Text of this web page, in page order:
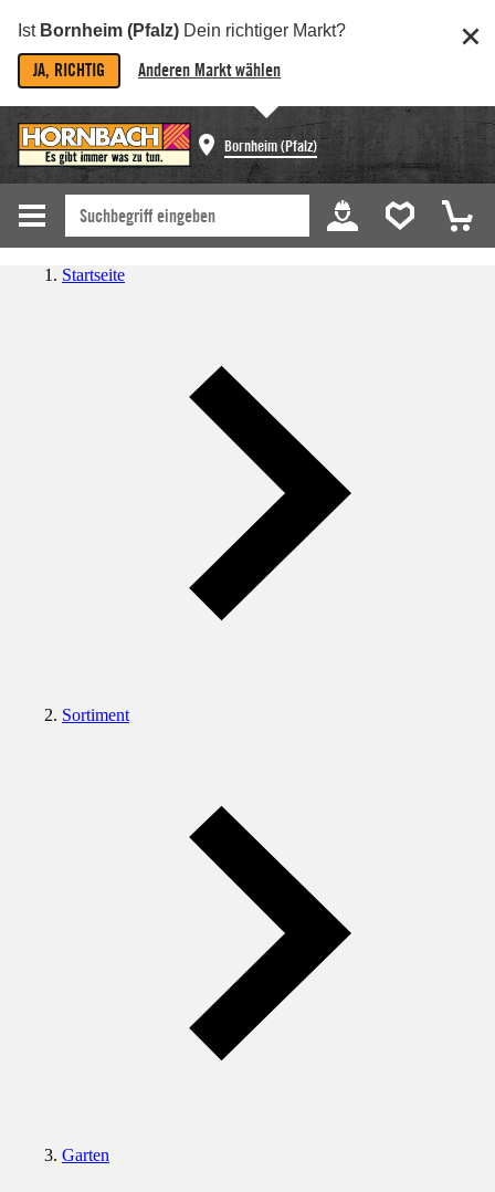
Ist Bornheim (Pfalz) Dein richtiger Markt?
JA, RICHTIG Anderen Markt wählen
Bornheim (Pfalz)
Startseite
Sortiment
Garten